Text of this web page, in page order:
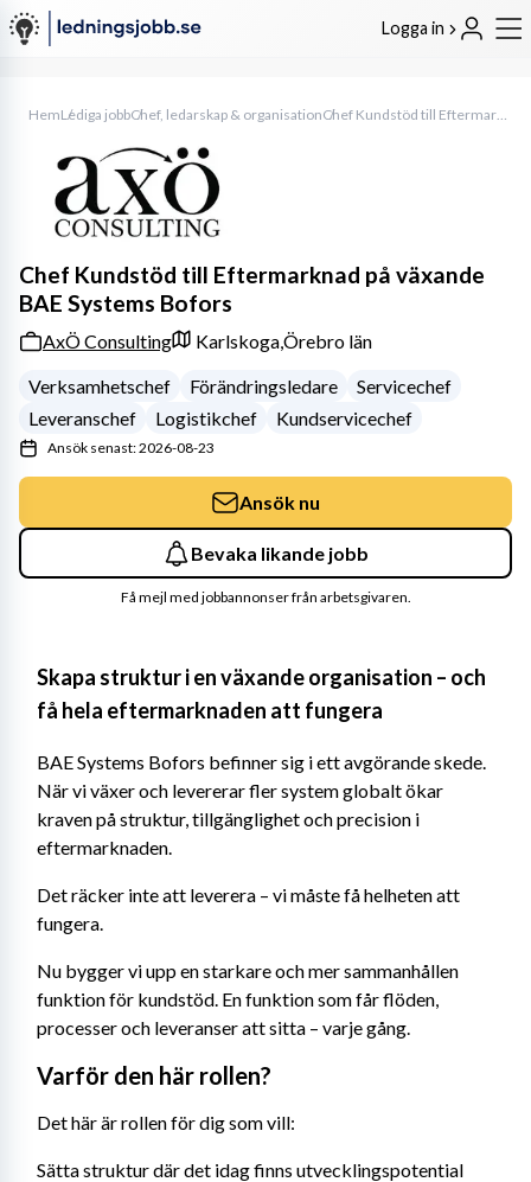
Logga in
HemLediga jobbChef, ledarskap & organisation Chef Kundstöd till Eftermarknad på växande BAE Systems Bofors
Skapa struktur i en växande organisation – och
få hela eftermarknaden att fungera
BAE Systems Bofors befinner sig i ett avgörande skede.
När vi växer och levererar fler system globalt ökar
kraven på struktur, tillgänglighet och precision i
eftermarknaden.
Det räcker inte att leverera – vi måste få helheten att
fungera.
Nu bygger vi upp en starkare och mer sammanhållen
funktion för kundstöd. En funktion som får flöden,
processer och leveranser att sitta – varje gång.
Varför den här rollen?
Det här är rollen för dig som vill:
Sätta struktur där det idag finns utvecklingspotential
Chef Kundstöd till Eftermarknad på växande
BAE Systems Bofors
AxÖ Consulting Karlskoga,Örebro län
Verksamhetschef
Förändringsledare
Servicechef
Leveranschef
Logistikchef Kundservicechef
Ansök senast: 2026-08-23
Ansök nu
Bevaka likande jobb
Få mejl med jobbannonser från arbetsgivaren.